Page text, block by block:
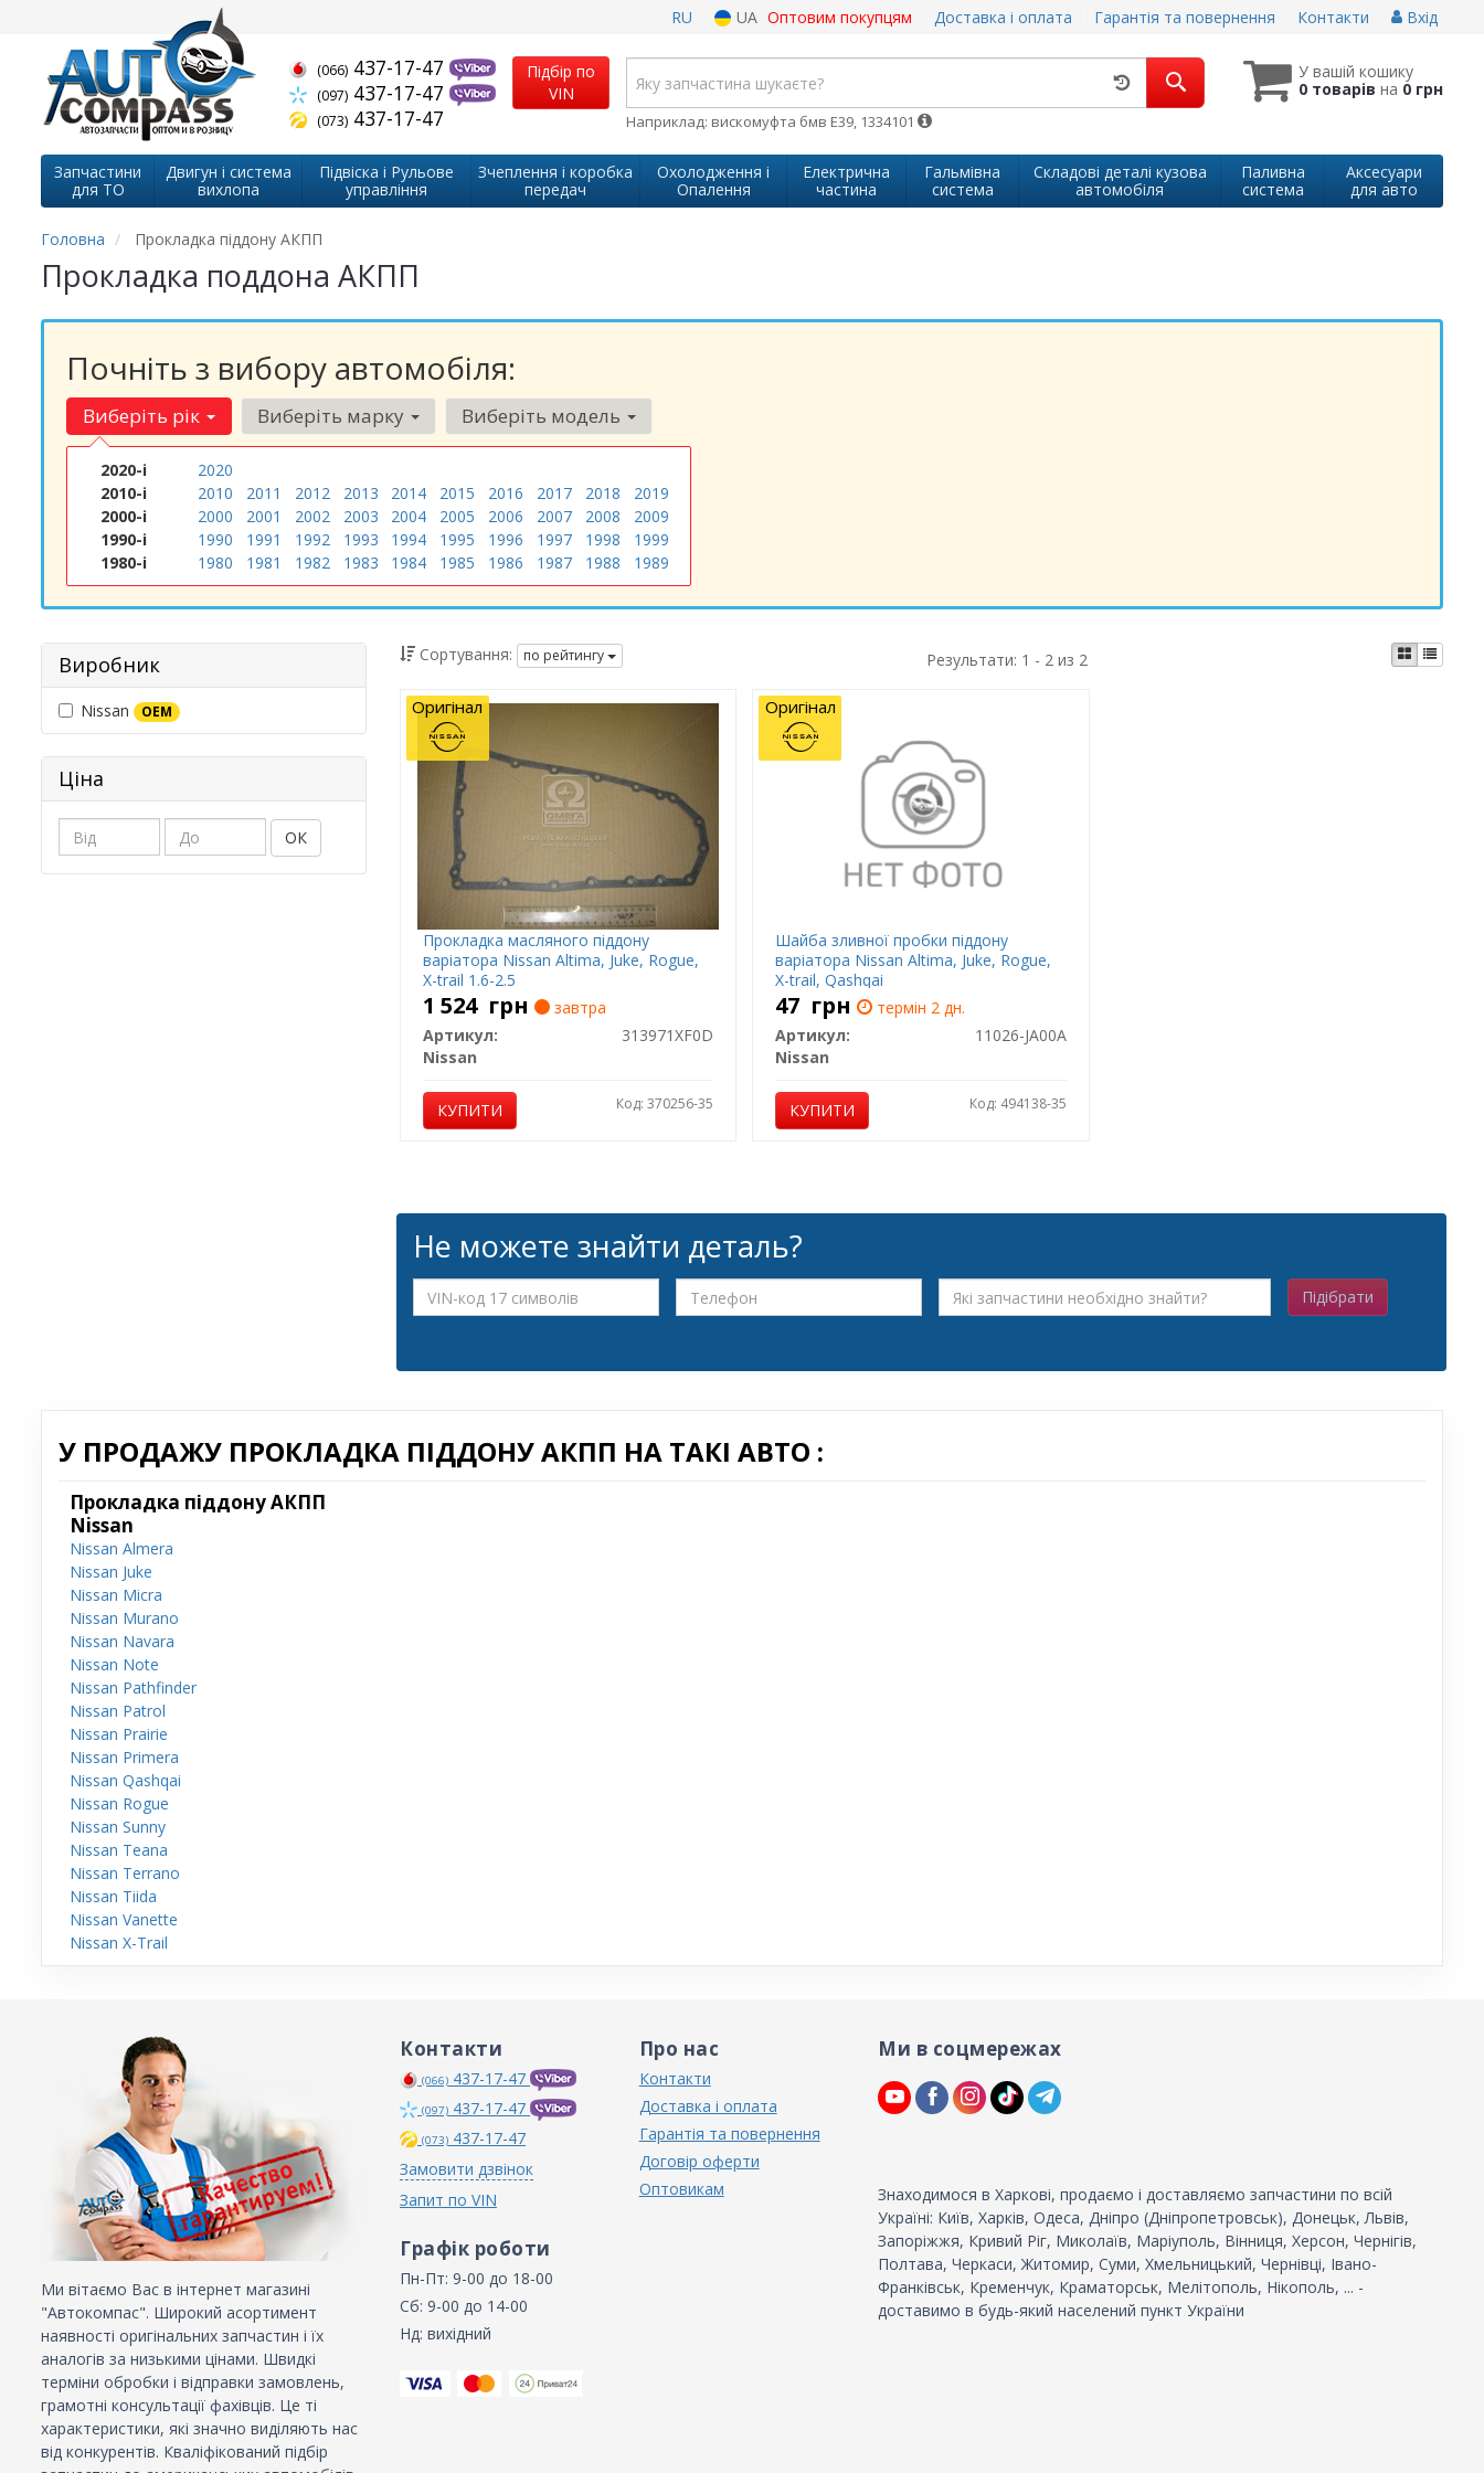
RU UA Оптовим покупцям Доставка і оплата Гарантія та повернення Контакти Вхід
(066) 437-17-47
(097) 437-17-47
(073) 437-17-47
Підбір по
VIN
У вашій кошику
0 товарів на 0 грн
Наприклад: вискомуфта бмв Е39, 1334101
Запчастини
для ТО
Двигун і система
вихлопа
Підвіска і Рульове
управління
Зчеплення і коробка
передач
Охолодження і
Опалення
Електрична
частина
Гальмівна
система
Складові деталі кузова
автомобіля
Паливна
система
Аксесуари
для авто
Головна Прокладка піддону АКПП
Прокладка поддона АКПП
Почніть з вибору автомобіля:
Виберіть рік
2020-і
2020
2010-і
2010 2011 2012 2013 2014 2015 2016 2017 2018
2019
2000-і
2000 2001 2002 2003 2004 2005 2006 2007 2008
2009
1990-і
1990 1991 1992 1993 1994 1995 1996 1997 1998
1999
1980-і
1980 1981 1982 1983 1984 1985 1986 1987 1988 1989
Виберіть марку Виберіть модель
Виробник
Nissan OEM
Ціна
ОК
Сортування: по рейтингу Результати: 1 - 2 из 2
Прокладка масляного піддону
варіатора Nissan Altima, Juke, Rogue,
X-trail 1.6-2.5
1 524 грн
завтра
Артикул:
313971XF0D
Nissan
КУПИТИ Код: 370256-35
Оригінал
Шайба зливної пробки піддону
варіатора Nissan Altima, Juke, Rogue,
X-trail, Qashqai
47 грн
термін 2 дн.
Артикул:
11026-JA00A
Nissan
КУПИТИ Код: 494138-35
Оригінал
Не можете знайти деталь?
Підібрати
У ПРОДАЖУ ПРОКЛАДКА ПІДДОНУ АКПП НА ТАКІ АВТО :
Прокладка піддону АКПП
Nissan
Nissan Almera
Nissan Juke
Nissan Micra
Nissan Murano
Nissan Navara
Nissan Note
Nissan Pathfinder
Nissan Patrol
Nissan Prairie
Nissan Primera
Nissan Qashqai
Nissan Rogue
Nissan Sunny
Nissan Teana
Nissan Terrano
Nissan Tiida
Nissan Vanette
Nissan X-Trail
Ми вітаємо Вас в інтернет магазині
"Автокомпас". Широкий асортимент
наявності оригінальних запчастин і їх
аналогів за низькими цінами. Швидкі
терміни обробки і відправки замовлень,
грамотні консультації фахівців. Це ті
характеристики, які значно виділяють нас
від конкурентів. Кваліфікований підбір
Контакти
(066) 437-17-47
(097) 437-17-47
(073) 437-17-47
Замовити дзвінок
Запит по VIN
Графік роботи
Пн-Пт: 9-00 до 18-00
Сб: 9-00 до 14-00
Нд: вихідний
Про нас
Контакти
Доставка і оплата
Гарантія та повернення
Договір оферти
Оптовикам
Ми в соцмережах
Знаходимося в Харкові, продаємо і доставляємо запчастини по всій
Україні: Київ, Харків, Одеса, Дніпро (Дніпропетровськ), Донецьк, Львів,
Запоріжжя, Кривий Ріг, Миколаїв, Маріуполь, Вінниця, Херсон, Чернігів,
Полтава, Черкаси, Житомир, Суми, Хмельницький, Чернівці, Івано-
Франківськ, Кременчук, Краматорськ, Мелітополь, Нікополь, ... -
доставимо в будь-який населений пункт України